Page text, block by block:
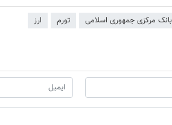
بانک مرکزی جمهوری اسلامی تورم ارز